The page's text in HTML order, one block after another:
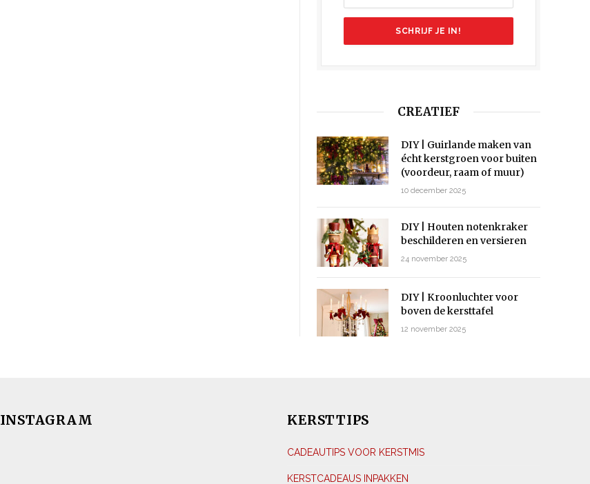
CREATIEF
DIY | Guirlande maken van
écht kerstgroen voor buiten
(voordeur, raam of muur)
10 december 2025
DIY | Houten notenkraker
beschilderen en versieren
24 november 2025
DIY | Kroonluchter voor
boven de kersttafel
12 november 2025
INSTAGRAM KERSTTIPS
CADEAUTIPS VOOR KERSTMIS
KERSTCADEAUS INPAKKEN